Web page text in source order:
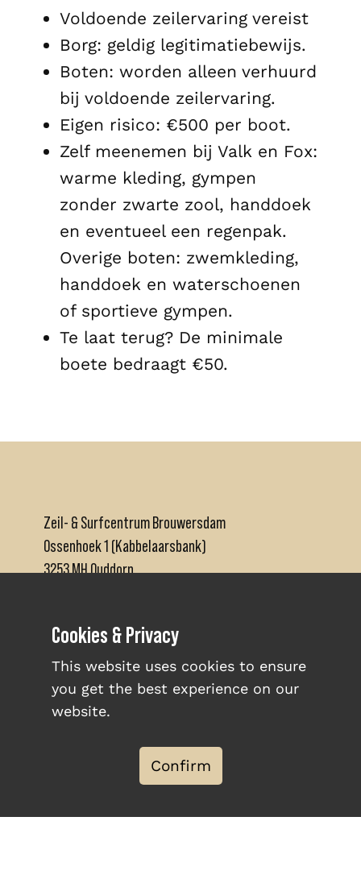
Voldoende zeilervaring vereist
Borg: geldig legitimatiebewijs.
Boten: worden alleen verhuurd
bij voldoende zeilervaring.
Eigen risico: €500 per boot.
Zelf meenemen bij Valk en Fox:
warme kleding, gympen
zonder zwarte zool, handdoek
en eventueel een regenpak.
Overige boten: zwemkleding,
handdoek en waterschoenen
of sportieve gympen.
Te laat terug? De minimale
boete bedraagt €50.
Zeil- & Surfcentrum Brouwersdam
Ossenhoek 1 (Kabbelaarsbank)
3253 MH Ouddorp
info@brouwersdam.nl
INFO & OPENING HOURS
WORK AT BROUWERSDAM
Cookies & Privacy
This website uses cookies to ensure
you get the best experience on our
website.
Confirm